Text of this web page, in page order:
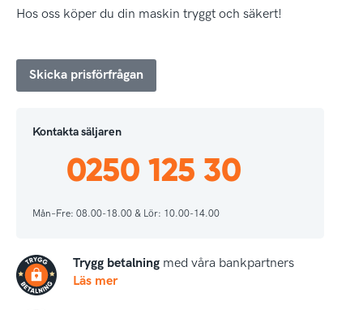
Hos oss köper du din maskin tryggt och säkert!
Skicka prisförfrågan
Kontakta säljaren
0250 125 30
Mån–Fre: 08.00-18.00 & Lör: 10.00-14.00
Trygg betalning med våra bankpartners
Läs mer